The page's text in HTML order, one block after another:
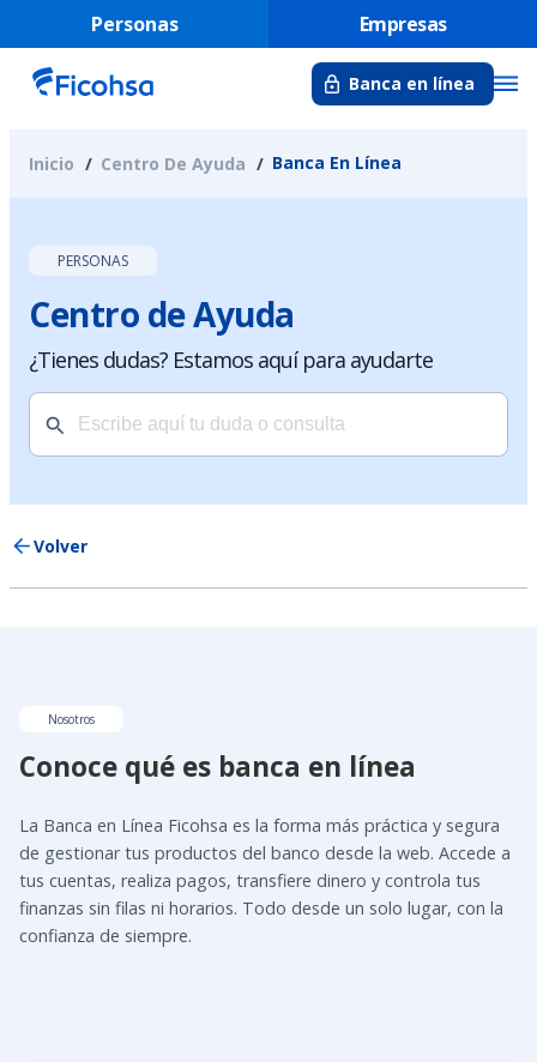
Personas Empresas
Banca en línea
Inicio Centro De Ayuda Banca En Línea
PERSONAS
Centro de Ayuda
¿Tienes dudas? Estamos aquí para ayudarte
Volver
Nosotros
Conoce qué es banca en línea
La Banca en Línea Ficohsa es la forma más práctica y segura
de gestionar tus productos del banco desde la web. Accede a
tus cuentas, realiza pagos, transfiere dinero y controla tus
finanzas sin filas ni horarios. Todo desde un solo lugar, con la
confianza de siempre.